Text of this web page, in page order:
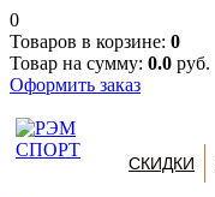
0
Товаров в корзине: 0
Товар на сумму: 0.0 руб.
Оформить заказ
СКИДКИ